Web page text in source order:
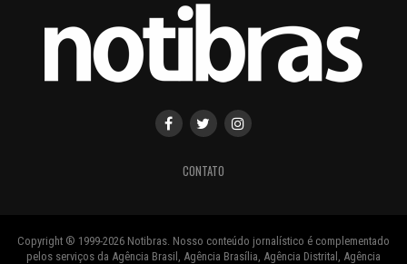
CONTATO
Copyright ® 1999-2026 Notibras. Nosso conteúdo jornalístico é complementado
pelos serviços da Agência Brasil, Agência Brasília, Agência Distrital, Agência